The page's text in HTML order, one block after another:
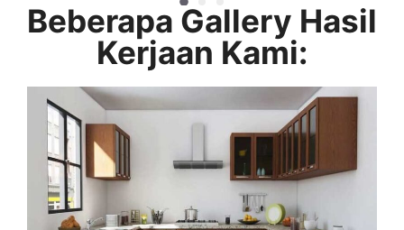
Beberapa Gallery Hasil
Kerjaan Kami: